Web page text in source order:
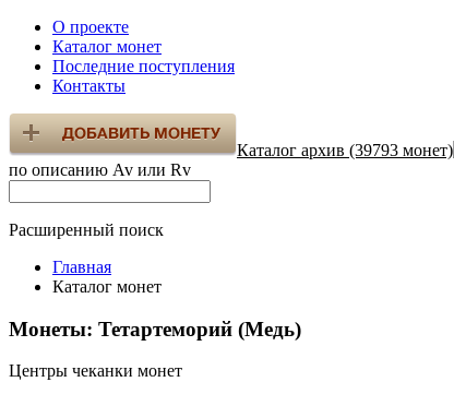
О проекте
Каталог монет
Последние поступления
Контакты
Каталог архив (39793 монет)
по описанию Av или Rv
Расширенный поиск
Главная
Каталог монет
Монеты: Тетартеморий (Медь)
Центры чеканки монет